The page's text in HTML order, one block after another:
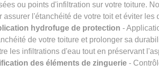
ou points d'infiltration sur votre toiture.
assurer l'étanchéité de votre toit et éviter les
hydrofuge de protection -
de votre toiture et prolonger sa
les infiltrations d'eau tout en préservant
des éléments de zinguerie -